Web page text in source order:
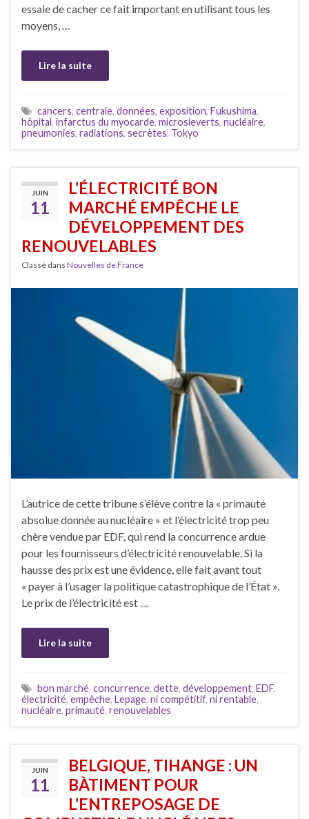
essaie de cacher ce fait important en utilisant tous les
moyens, …
Lire la suite
cancers, centrale, données, exposition, Fukushima,
hôpital, infarctus du myocarde, microsieverts, nucléaire,
pneumonies, radiations, secrètes, Tokyo
JUIN
11
L’ÉLECTRICITÉ BON
MARCHÉ EMPÊCHE LE
DÉVELOPPEMENT DES
RENOUVELABLES
Classé dans Nouvelles de France
L’autrice de cette tribune s’élève contre la « primauté
absolue donnée au nucléaire » et l’électricité trop peu
chère vendue par EDF, qui rend la concurrence ardue
pour les fournisseurs d’électricité renouvelable. Si la
hausse des prix est une évidence, elle fait avant tout
« payer à l’usager la politique catastrophique de l’État ».
Le prix de l’électricité est …
Lire la suite
bon marché, concurrence, dette, développement, EDF,
électricité, empêche, Lepage, ni compétitif, ni rentable,
nucléaire, primauté, renouvelables
JUIN
11
BELGIQUE, TIHANGE : UN
BÀTIMENT POUR
L’ENTREPOSAGE DE